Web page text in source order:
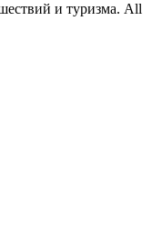
и туризма. All